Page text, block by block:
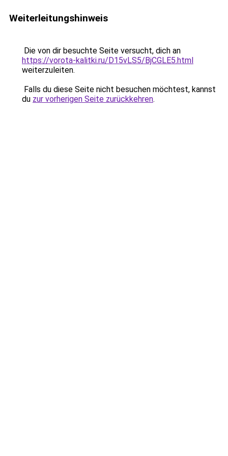
Weiterleitungshinweis
Die von dir besuchte Seite versucht, dich an
https://vorota-kalitki.ru/D15vLS5/BjCGLE5.html
weiterzuleiten.
Falls du diese Seite nicht besuchen möchtest, kannst
du zur vorherigen Seite zurückkehren.